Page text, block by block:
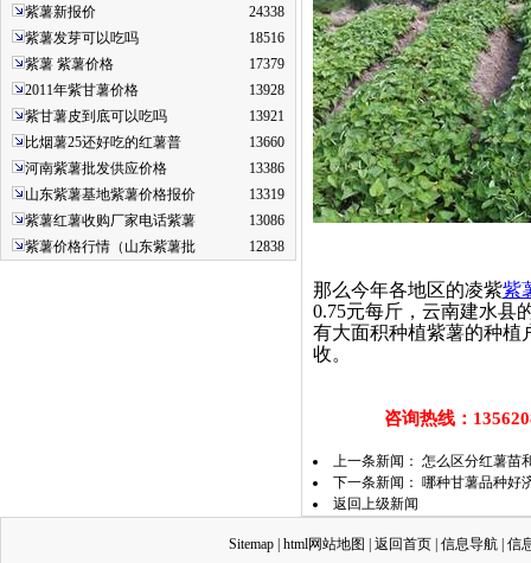
紫薯新报价
24338
紫薯发芽可以吃吗
18516
紫薯 紫薯价格
17379
2011年紫甘薯价格
13928
紫甘薯皮到底可以吃吗
13921
比烟薯25还好吃的红薯普
13660
河南紫薯批发供应价格
13386
山东紫薯基地紫薯价格报价
13319
紫薯红薯收购厂家电话紫薯
13086
紫薯价格行情（山东紫薯批
12838
那么今年各地区的凌紫紫
0.75元每斤，云南建水县
有大面积种植紫薯的种植
收
咨询热线：
上一条新闻： 怎么区分红薯苗
下一条新闻： 哪种甘薯品种好
返回上级新闻
Sitemap| html网站地图 返回首页| 信息导航| 信